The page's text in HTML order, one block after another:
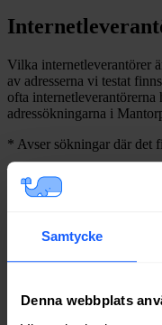
Samtycke
Denna webbplats
Vilka internetleverantörer
av adresserna vi testat
ofta
adressökningarna i
* Avser sökningar där det
Leverantör
Bredband2
Fiber
Telenor
Fiber
69%